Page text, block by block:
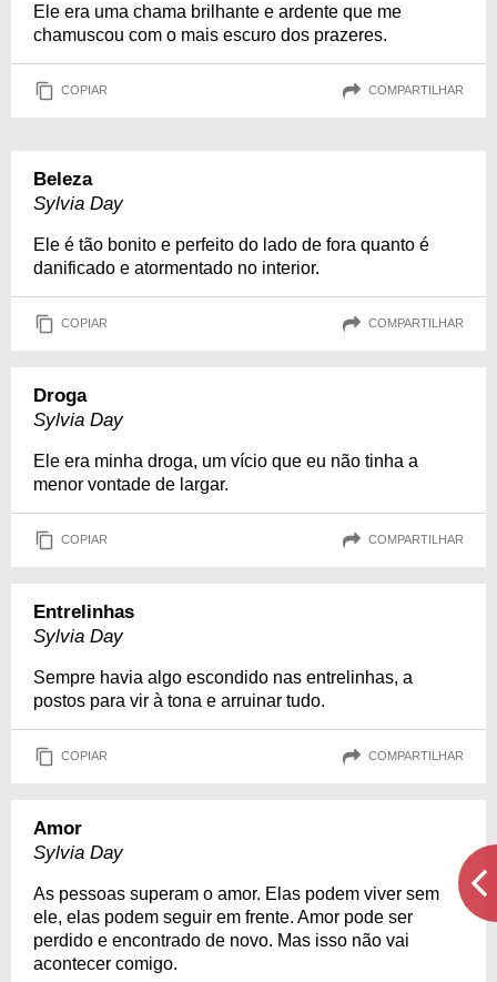
Ele era uma chama brilhante e ardente que me
chamuscou com o mais escuro dos prazeres.
COPIAR COMPARTILHAR
Beleza
Sylvia Day
Ele é tão bonito e perfeito do lado de fora quanto é
danificado e atormentado no interior.
COPIAR COMPARTILHAR
Droga
Sylvia Day
Ele era minha droga, um vício que eu não tinha a
menor vontade de largar.
COPIAR COMPARTILHAR
Entrelinhas
Sylvia Day
Sempre havia algo escondido nas entrelinhas, a
postos para vir à tona e arruinar tudo.
COPIAR COMPARTILHAR
Amor
Sylvia Day
As pessoas superam o amor. Elas podem viver sem
ele, elas podem seguir em frente. Amor pode ser
perdido e encontrado de novo. Mas isso não vai
acontecer comigo.